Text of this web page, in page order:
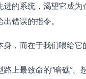
的系统，渴望它成
错误的指令。
身，而在于我们喂给
上最致命的“暗礁”